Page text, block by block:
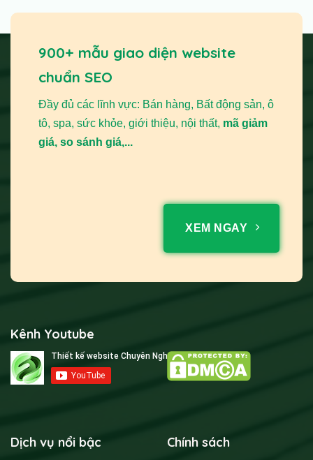
900+ mẫu giao diện website
chuẩn SEO
Đầy đủ các lĩnh vực: Bán hàng, Bất động sản, ô
tô, spa, sức khỏe, giới thiệu, nội thất, mã giảm
giá, so sánh giá,...
XEM NGAY
Kênh Youtube
Dịch vụ nổi bậc Chính sách